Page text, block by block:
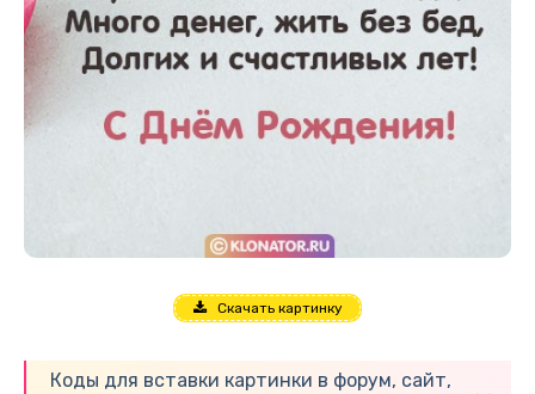
Скачать картинку
Коды для вставки картинки в форум, сайт,